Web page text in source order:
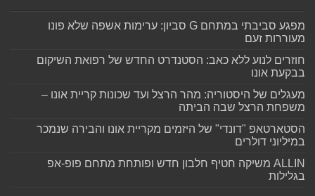
מפגע סביבתי במתחם G סביון: ערימות אשפה שלא פונו
מעוררות זעם
חוזרים לנוע ללא כאב: הסטנדרט החדש של רפואת השיקום
בבקעת אונו
מעגלים של היסטוריה: מהר הרצל ועד שכונות קריית אונו –
משפחת הרצל שבה הביתה
הסטארטאפ "דונדי" של היזמים מקריית אונו והבירה שנמכר
במיליוני דולרים
ALLIN משיקה חטיף חלבון חדש ופותחת מתחם פופ-אפ
בגלילות